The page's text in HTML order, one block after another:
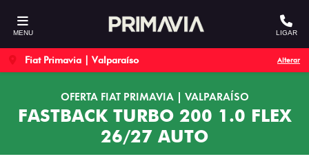
MENU LIGAR
Fiat Primavia | Valparaíso Alterar
OFERTA FIAT PRIMAVIA | VALPARAÍSO
FASTBACK TURBO 200 1.0 FLEX
26/27 AUTO